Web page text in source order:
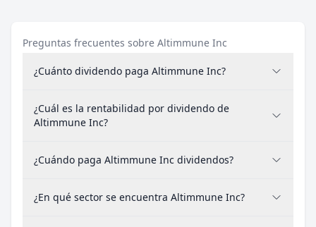
Preguntas frecuentes sobre Altimmune Inc
¿Cuánto dividendo paga Altimmune Inc?
¿Cuál es la rentabilidad por dividendo de
Altimmune Inc?
¿Cuándo paga Altimmune Inc dividendos?
¿En qué sector se encuentra Altimmune Inc?